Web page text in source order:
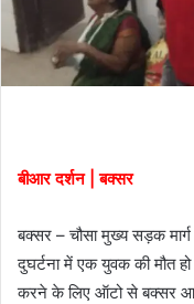
बीआर दर्शन | बक्सर
बक्सर – चौसा मुख्य सड़क
दुघर्टना में एक युवक की मौत
करने के लिए ऑटो से बक्सर आ